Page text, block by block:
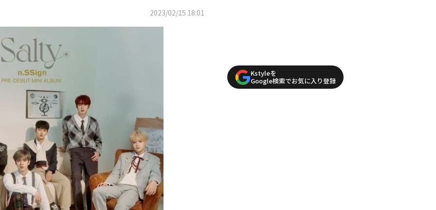
2023/02/15 18:01
Kstyleを
Google検索でお気に入り登録